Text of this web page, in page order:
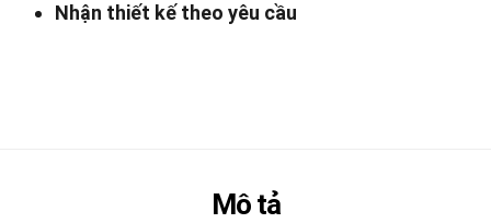
Nhận thiết kế theo yêu cầu
Mô tả